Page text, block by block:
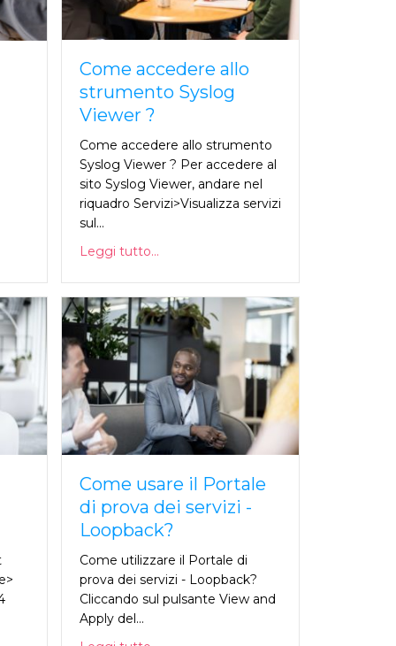
Come accedere allo
strumento Syslog
Viewer ?
Come accedere allo strumento
Syslog Viewer ? Per accedere al
sito Syslog Viewer, andare nel
riquadro Servizi>Visualizza servizi
sul...
Leggi tutto...
Come usare il Portale
di prova dei servizi -
Loopback?
Come utilizzare il Portale di
prova dei servizi - Loopback?
Cliccando sul pulsante View and
Apply del...